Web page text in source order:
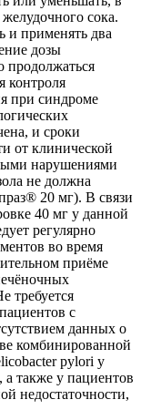
сока.
и применять два
дозы
продолжаться
контроля
при синдроме
и сроки
от клинической
нарушениями
не должна
20 мг). В связи
40 мг у данной
регулярно
во время
приёме
требуется
с
данных о
комбинированной
pylori у
также у пациентов
недостаточности,